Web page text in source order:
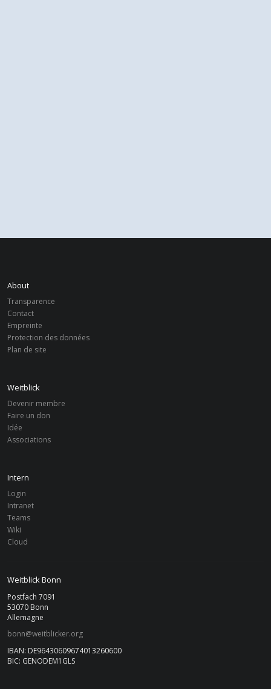
About
Transparence
Contact
Empreinte
Protection des données
Plan de site
Weitblick
Devenir membre
Faire un don
Idée
Associations
Intern
Login
Intranet
Teams
Wiki
Cloud
Weitblick Bonn
Postfach 7091
53070 Bonn
Allemagne
bonn@weitblicker.org
IBAN: DE96430609674013260600
BIC: GENODEM1GLS